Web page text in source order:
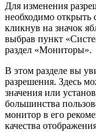
Для изменения
необходимо открыть
кликнув на значок
выбрав пункт
раздел «Мониторы».
В этом разделе вы
разрешения. Здесь
значения или
большинства
монитор в его
качества